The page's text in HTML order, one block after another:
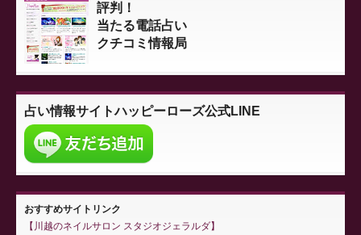
評判！
当たる電話占い
クチコミ情報局
占い情報サイトハッピーローズ公式LINE
おすすめサイトリンク
川越のネイルサロン スタジオジェラルダ